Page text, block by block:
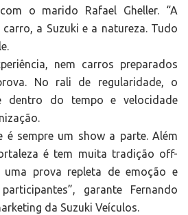
o marido Rafael Gheller. “A
a Suzuki e a natureza. Tudo
nem carros preparados
No rali de regularidade, o
dentro do tempo e velocidade
é sempre um show a parte. Além
é tem muita tradição off-
prova repleta de emoção e
garante Fernando
da Suzuki Veículos.